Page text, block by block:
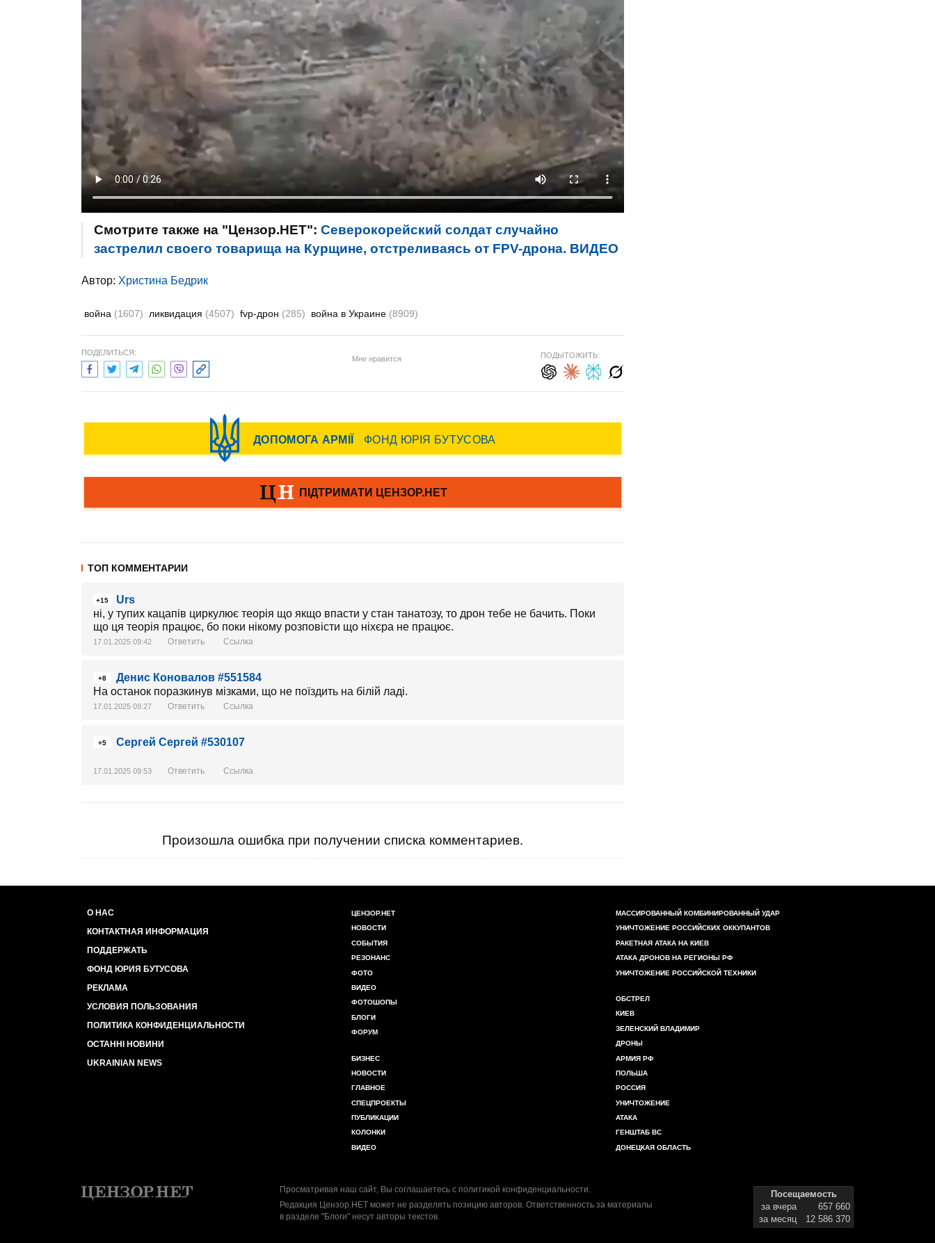
Смотрите также на "Цензор.НЕТ": Северокорейский солдат случайно
застрелил своего товарища на Курщине, отстреливаясь от FPV-дрона. ВИДЕО
Автор: Христина Бедрик
война (1607) ликвидация (4507) fvp-дрон (285) война в Украине (8909)
ПОДЕЛИТЬСЯ:
Мне нравится ПОДЫТОЖИТЬ:
ТОП КОММЕНТАРИИ
+15
Urs
ні, у тупих кацапів циркулює теорія що якщо впасти у стан танатозу, то дрон тебе не бачить. Поки
що ця теорія працює, бо поки нікому розповісти що ніхєра не працює.
17.01.2025 09:42 Ответить Ссылка
+8
Денис Коновалов #551584
На останок поразкинув мізками, що не поїздить на білій ладі.
17.01.2025 09:27 Ответить Ссылка
+5 Сергей Сергей #530107
17.01.2025 09:53 Ответить Ссылка
Произошла ошибка при получении списка комментариев.
О НАС
КОНТАКТНАЯ ИНФОРМАЦИЯ
ПОДДЕРЖАТЬ
ФОНД ЮРИЯ БУТУСОВА
РЕКЛАМА
УСЛОВИЯ ПОЛЬЗОВАНИЯ
ПОЛИТИКА КОНФИДЕНЦИАЛЬНОСТИ
ОСТАННІ НОВИНИ
UKRAINIAN NEWS
ЦЕНЗОР.НЕТ
НОВОСТИ
СОБЫТИЯ
РЕЗОНАНС
ФОТО
ВИДЕО
ФОТОШОПЫ
БЛОГИ
ФОРУМ
БИЗНЕС
НОВОСТИ
ГЛАВНОЕ
СПЕЦПРОЕКТЫ
ПУБЛИКАЦИИ
КОЛОНКИ
ВИДЕО
МАССИРОВАННЫЙ КОМБИНИРОВАННЫЙ УДАР
УНИЧТОЖЕНИЕ РОССИЙСКИХ ОККУПАНТОВ
РАКЕТНАЯ АТАКА НА КИЕВ
АТАКА ДРОНОВ НА РЕГИОНЫ РФ
УНИЧТОЖЕНИЕ РОССИЙСКОЙ ТЕХНИКИ
ОБСТРЕЛ
КИЕВ
ЗЕЛЕНСКИЙ ВЛАДИМИР
ДРОНЫ
АРМИЯ РФ
ПОЛЬША
РОССИЯ
УНИЧТОЖЕНИЕ
АТАКА
ГЕНШТАБ ВС
ДОНЕЦКАЯ ОБЛАСТЬ
Просматривая наш сайт, Вы соглашаетесь с политикой конфиденциальности.
Редакция Цензор.НЕТ может не разделять позицию авторов. Ответственность за материалы
в разделе "Блоги" несут авторы текстов.
Посещаемость
за вчера
657 660
за месяц
12 586 370